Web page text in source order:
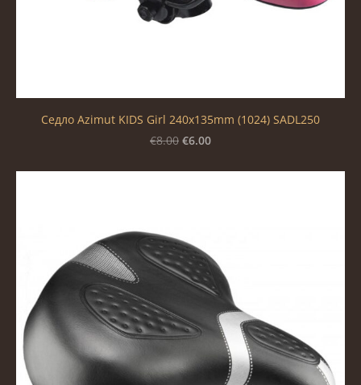
Седло Azimut KIDS Girl 240x135mm (1024) SADL250
€8.00 €6.00